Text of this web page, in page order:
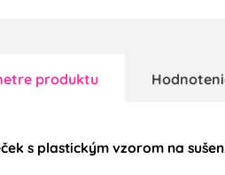
produktu
s plastickým vzorom na